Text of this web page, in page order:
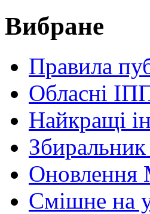
Вибране
Правила
Обласні
Найкращі
Збиральник
Оновлення
Cмішне на